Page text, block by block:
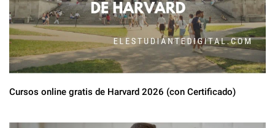
Cursos online gratis de Harvard 2026 (con Certificado)